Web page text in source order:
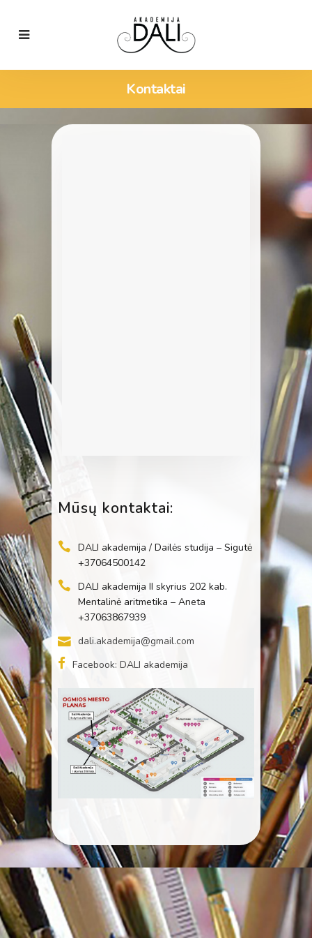
Kontaktai
Mūsų kontaktai:
DALI akademija / Dailės studija – Sigutė
+37064500142
DALI akademija II skyrius 202 kab.
Mentalinė aritmetika – Aneta
+37063867939
dali.akademija@gmail.com
Facebook: DALI akademija